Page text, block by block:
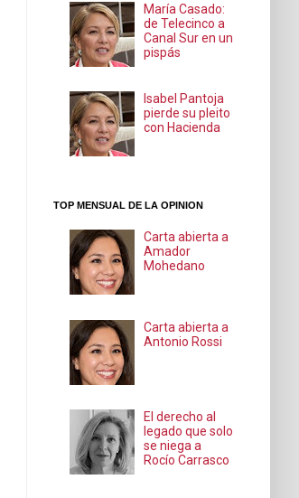
María Casado:
de Telecinco a
Canal Sur en un
pispás
Isabel Pantoja
pierde su pleito
con Hacienda
TOP MENSUAL DE LA OPINION
Carta abierta a
Amador
Mohedano
Carta abierta a
Antonio Rossi
El derecho al
legado que solo
se niega a
Rocío Carrasco